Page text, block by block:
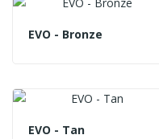
EVO - Bronze
EVO - Tan